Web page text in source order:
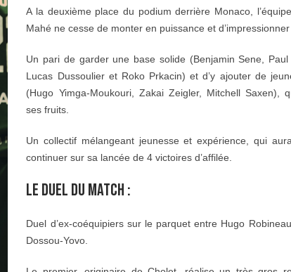
A la deuxième place du podium derrière Monaco,
Mahé ne cesse de monter en puissance et
Un pari de garder une base solide (Benjamin Sene, Paul
Lucas Dussoulier et Roko Prkacin) et d’y ajouter de
(Hugo Yimga-Moukouri, Zakai Zeigler, Mitchell Saxen),
ses fruits.
Un collectif mélangeant jeunesse et expérience, qui
continuer sur sa lancée de 4 victoires d’affilée.
LE DUEL DU MATCH :
Duel d’ex-coéquipiers sur le parquet entre Hugo
Dossou-Yovo.